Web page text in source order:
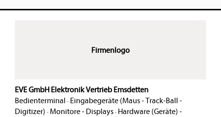
Firmenlogo
EVE GmbH Elektronik Vertrieb Emsdetten
Bedienterminal · Eingabegeräte (Maus - Track-Ball -
Digitizer) · Monitore - Displays· Hardware (Geräte) -